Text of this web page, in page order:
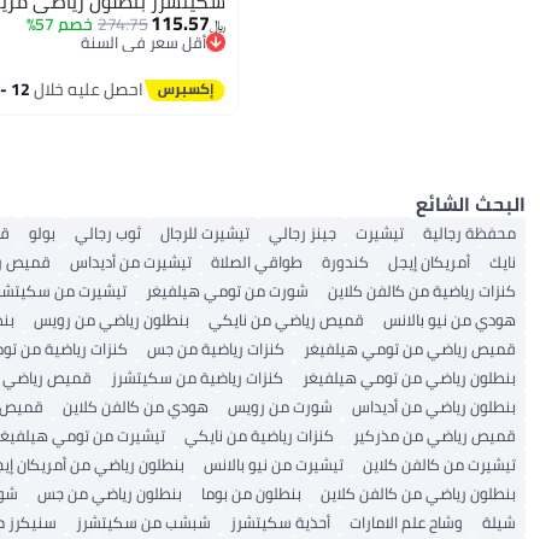
﷼‏115.57
274.75خصم 57%
أقل سعر في السنة
أقل سعر في السنة
احصل عليه خلال12 - 13 اغسطس
البحث الشائع
محفظة رجالية تيشيرت جينز رجالي تيشيرت للرجال ثوب رجالي بولو
نايك
أمريكان إيجل كندورة طواقي الصلاة تيشيرت من أديداس قميص
كنزات رياضية من كالفن كلاين
شورت من تومي هيلفيغر تيشيرت من
هودي من نيو بالانس
قميص رياضي من نايكي بنطلون رياضي من رويس
قميص رياضي من تومي هيلفيغر
كنزات رياضية من جس كنزات رياضية من
بنطلون رياضي من تومي هيلفيغر
كنزات رياضية من سكيتشرز قميص رياضي
بنطلون رياضي من أديداس
شورت من رويس هودي من كالفن كلاين قميص
قميص رياضي من مذركير
كنزات رياضية من نايكي تيشيرت من تومي
تيشيرت من كالفن كلاين
تيشيرت من نيو بالانس بنطلون رياضي من أمريكان
بنطلون رياضي من كالفن كلاين
بنطلون من بوما بنطلون رياضي من جس
شيلة
وشاح علم الامارات أحذية سكيتشرز شبشب من سكيتشرز